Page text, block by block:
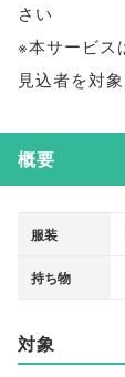
さい
※本サービス
見込者を対
概要
服装
持ち物
対象